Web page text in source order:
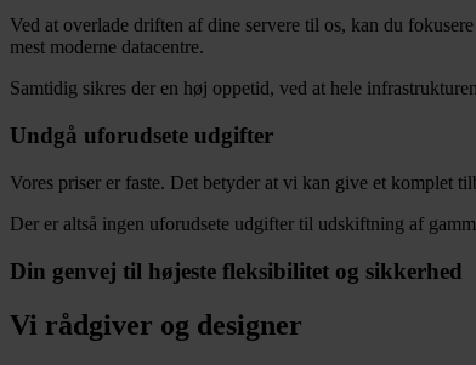
Ved at overlade driften af dine servere til os, kan du
mest moderne datacentre.
Samtidig sikres der en høj oppetid, ved at hele
Undgå uforudsete udgifter
Vores priser er faste. Det betyder at vi kan give et komplet
Der er altså ingen uforudsete udgifter til udskiftning af
Din genvej til højeste fleksibilitet og sikkerhed
Vi rådgiver og designer